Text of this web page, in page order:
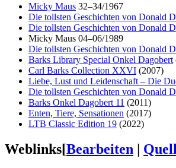
Micky Maus 32–34/1967
Die tollsten Geschichten von Donald
Die tollsten Geschichten von Donald
Micky Maus 04–06/1989
Die tollsten Geschichten von Donald
Barks Library Special Onkel Dagobert
Carl Barks Collection XXVI (2007)
Liebe, Lust und Leidenschaft – Die
Die tollsten Geschichten von Donald
Barks Onkel Dagobert 11 (2011)
Enten, Tiere, Sensationen (2017)
LTB Classic Edition 19 (2022)
Weblinks[Bearbeiten |